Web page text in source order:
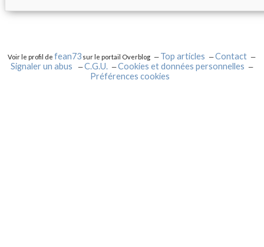
Voir le profil defean73 sur le portail Overblog Top articles
Contact
Signaler un abus
C.G.U.
Cookies et données personnelles
Préférences cookies